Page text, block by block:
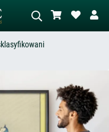
scenę – np. zielona łąka,
z czerwienią, ciemny olej,
stojący akt obok drzewa.